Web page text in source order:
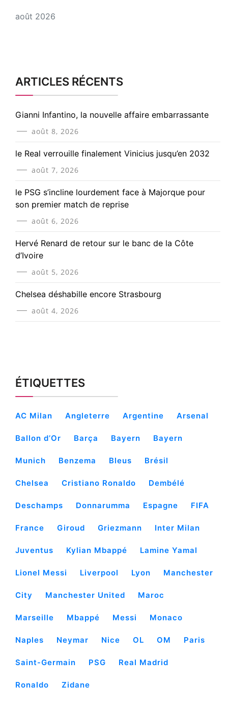
août 2026
ARTICLES RÉCENTS
Gianni Infantino, la nouvelle affaire embarrassante
août 8, 2026
le Real verrouille finalement Vinicius jusqu’en 2032
août 7, 2026
le PSG s’incline lourdement face à Majorque pour
son premier match de reprise
août 6, 2026
Hervé Renard de retour sur le banc de la Côte
d’Ivoire
août 5, 2026
Chelsea déshabille encore Strasbourg
août 4, 2026
ÉTIQUETTES
AC Milan Angleterre Argentine Arsenal
Ballon d’Or Barça Bayern Bayern
Munich Benzema Bleus Brésil
Chelsea Cristiano Ronaldo Dembélé
Deschamps Donnarumma Espagne FIFA
France Giroud Griezmann Inter Milan
Juventus Kylian Mbappé Lamine Yamal
Lionel Messi Liverpool Lyon Manchester
City Manchester United Maroc
Marseille Mbappé Messi Monaco
Naples Neymar Nice OL OM Paris
Saint-Germain PSG Real Madrid
Ronaldo Zidane